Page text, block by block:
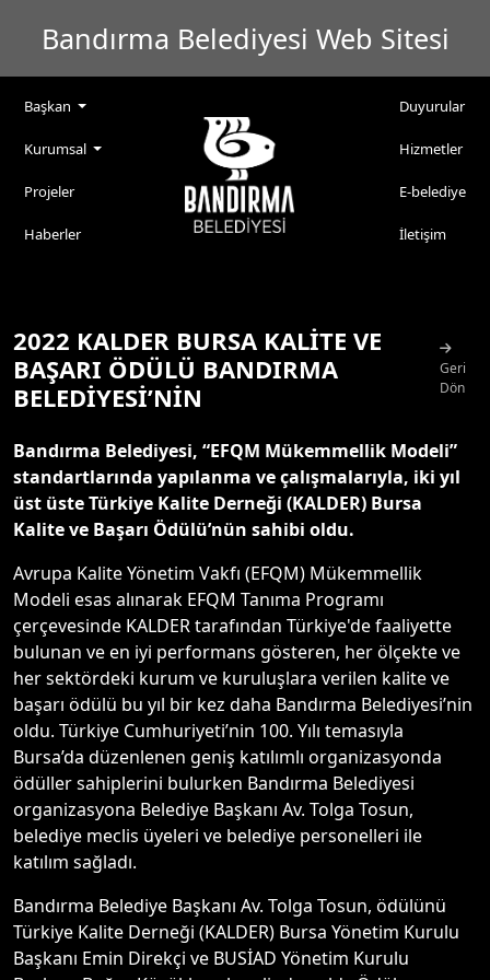
Bandırma Belediyesi Web Sitesi
Başkan
Kurumsal
Projeler
Haberler
Duyurular
Hizmetler
E-belediye
İletişim
2022 KALDER BURSA KALİTE VE
BAŞARI ÖDÜLÜ BANDIRMA
BELEDİYESİ’NİN
Geri
Dön
Bandırma Belediyesi, “EFQM Mükemmellik Modeli”
standartlarında yapılanma ve çalışmalarıyla, iki yıl
üst üste Türkiye Kalite Derneği (KALDER) Bursa
Kalite ve Başarı Ödülü’nün sahibi oldu.
Avrupa Kalite Yönetim Vakfı (EFQM) Mükemmellik
Modeli esas alınarak EFQM Tanıma Programı
çerçevesinde KALDER tarafından Türkiye'de faaliyette
bulunan ve en iyi performans gösteren, her ölçekte ve
her sektördeki kurum ve kuruluşlara verilen kalite ve
başarı ödülü bu yıl bir kez daha Bandırma Belediyesi’nin
oldu. Türkiye Cumhuriyeti’nin 100. Yılı temasıyla
Bursa’da düzenlenen geniş katılımlı organizasyonda
ödüller sahiplerini bulurken Bandırma Belediyesi
organizasyona Belediye Başkanı Av. Tolga Tosun,
belediye meclis üyeleri ve belediye personelleri ile
katılım sağladı.
Bandırma Belediye Başkanı Av. Tolga Tosun, ödülünü
Türkiye Kalite Derneği (KALDER) Bursa Yönetim Kurulu
Başkanı Emin Direkçi ve BUSİAD Yönetim Kurulu